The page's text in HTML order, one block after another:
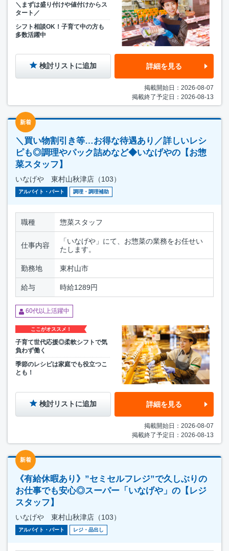
＼まずは盛り付けや値付けからス
タート／
シフト相談OK！子育て中の方も
多数活躍中
検討リストに追加 詳細を見る
掲載開始日：2026-08-07
掲載終了予定日：2026-08-13
新着
＼買い物割引き等…お得な待遇あり／詳しいレシ
ピも◎調理やパック詰めなど◆いなげやの【お惣
菜スタッフ】
いなげや 東村山秋津店（103）
アルバイト・パート 調理・調理補助
職種 惣菜スタッフ
仕事内容
「いなげや」にて、お惣菜の業務をお任せい
たします。
勤務地 東村山市
給与 時給1289円
60代以上活躍中
ここがオススメ！
子育て世代応援◎柔軟シフトで気
負わず働く
季節のレシピは家庭でも役立つこ
とも！
検討リストに追加 詳細を見る
掲載開始日：2026-08-07
掲載終了予定日：2026-08-13
新着
《有給休暇あり》”セミセルフレジ”で久しぶりの
お仕事でも安心◎スーパー「いなげや」の【レジ
スタッフ】
いなげや 東村山秋津店（103）
アルバイト・パート レジ・品出し